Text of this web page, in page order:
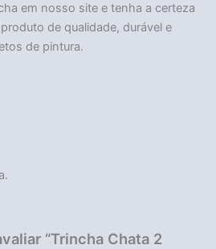
em nosso site e tenha a certeza
de qualidade, durável e
de pintura.
“Trincha Chata 2